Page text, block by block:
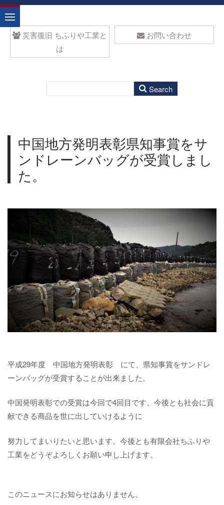
災害復旧 ちふりや工業と
は
お問い合わせ
中国地方発明表彰県知事賞をサ
ンドレーンバッグが受賞しまし
た。
平成29年度 中国地方発明表彰 にて、県知事賞をサンドレ
ーンバッグが受賞することが出来ました。
中国発明表彰での受賞は今回で4回目です。今後とも社会に貢
献できる商品を世に出していけるように
努力してまいりたいと思います。今後とも有限会社ちふりや
工業をどうぞよろしくお願い申し上げます。
このニュースにお知らせはありません。